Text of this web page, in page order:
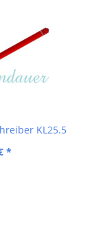
KL25.5
*